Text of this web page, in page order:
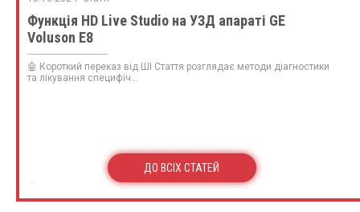
Функція HD Live Studio на УЗД апараті GE
Voluson E8
🤖 Короткий переказ від ШІ Стаття розглядає методи діагностики
та лікування специфіч...
ДО ВСІХ СТАТЕЙ